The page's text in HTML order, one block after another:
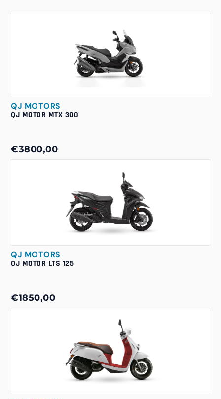
QJ MOTORS
QJ MOTOR MTX 300
€3800,00
QJ MOTORS
QJ MOTOR LTS 125
€1850,00